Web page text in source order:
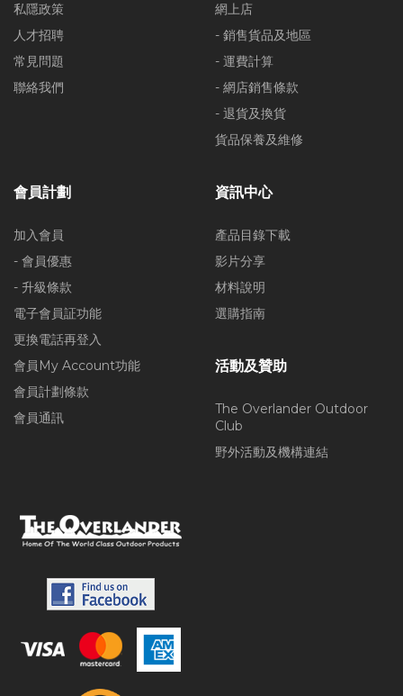
私隱政策
人才招聘
常見問題
聯絡我們
網上店
- 銷售貨品及地區
- 運費計算
- 網店銷售條款
- 退貨及換貨
貨品保養及維修
會員計劃
加入會員
- 會員優惠
- 升級條款
電子會員証功能
更換電話再登入
會員My Account功能
會員計劃條款
會員通訊
資訊中心
產品目錄下載
影片分享
材料說明
選購指南
活動及贊助
The Overlander Outdoor
Club
野外活動及機構連結